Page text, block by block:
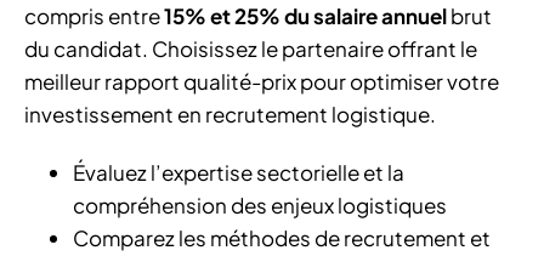
compris entre15% et 25% du salaire annuelbrut
du candidat. Choisissez le partenaire offrant le
meilleur rapport qualité-prix pour optimiser votre
investissement en recrutement logistique.
Évaluez l’expertise sectorielle et la
compréhension des enjeux logistiques
Comparez les méthodes de recrutement et